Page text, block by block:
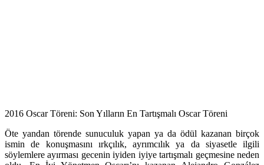
2016 Oscar Töreni: Son Yılların En Tartışmalı Oscar Töreni
Öte yandan törende sunuculuk yapan ya da ödül kazanan birçok
ismin de konuşmasını ırkçılık, ayrımcılık ya da siyasetle ilgili
söylemlere ayırması gecenin iyiden iyiye tartışmalı geçmesine neden